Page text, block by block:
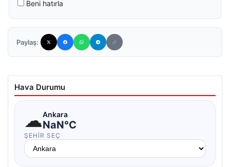
Beni hatırla
Paylaş:
Hava Durumu
☁Ankara
NaN°C
ŞEHIR SEÇ